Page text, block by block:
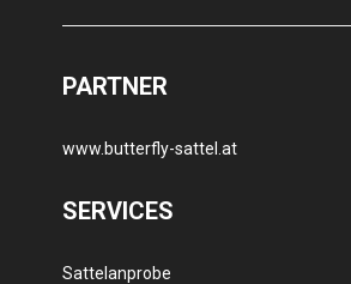
PARTNER
www.butterfly-sattel.at
SERVICES
Sattelanprobe